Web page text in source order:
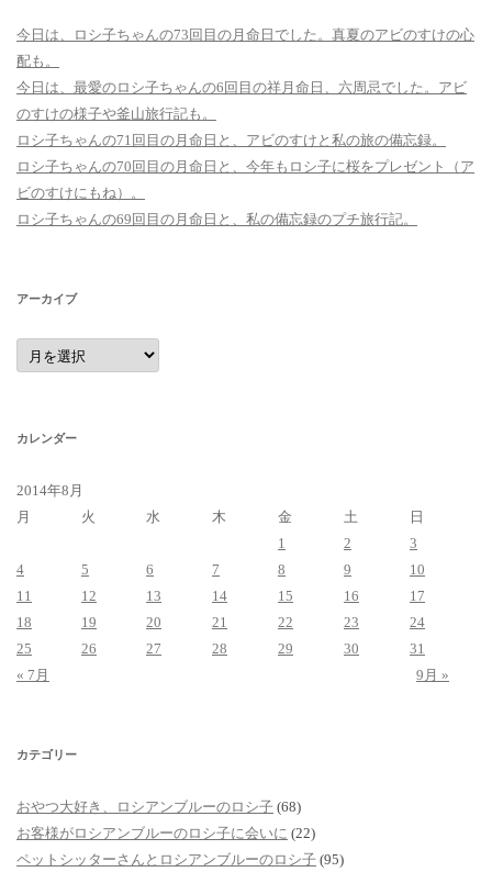
今日は、ロシ子ちゃんの73回目の月命日でした。真夏のアビのすけの心
配も。
今日は、最愛のロシ子ちゃんの6回目の祥月命日、六周忌でした。アビ
のすけの様子や釜山旅行記も。
ロシ子ちゃんの71回目の月命日と、アビのすけと私の旅の備忘録。
ロシ子ちゃんの70回目の月命日と、今年もロシ子に桜をプレゼント（ア
ビのすけにもね）。
ロシ子ちゃんの69回目の月命日と、私の備忘録のプチ旅行記。
アーカイブ
ア
ー
カ
カレンダー
2014年8月
月
火 水 木 金 土
日
1
2
3
4
5 6 7 8 9
10
11
12 13 14 15 16
17
18
19 20 21 22 23
24
25
26 27 28 29 30
31
« 7月
9月 »
カテゴリー
おやつ大好き、ロシアンブルーのロシ子 (68)
お客様がロシアンブルーのロシ子に会いに (22)
ペットシッターさんとロシアンブルーのロシ子 (95)